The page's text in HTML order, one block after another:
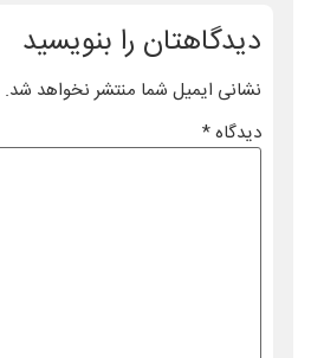
دیدگاهتان را بنویسید
نشانی ایمیل شما منتشر نخواهد شد.
دیدگاه*